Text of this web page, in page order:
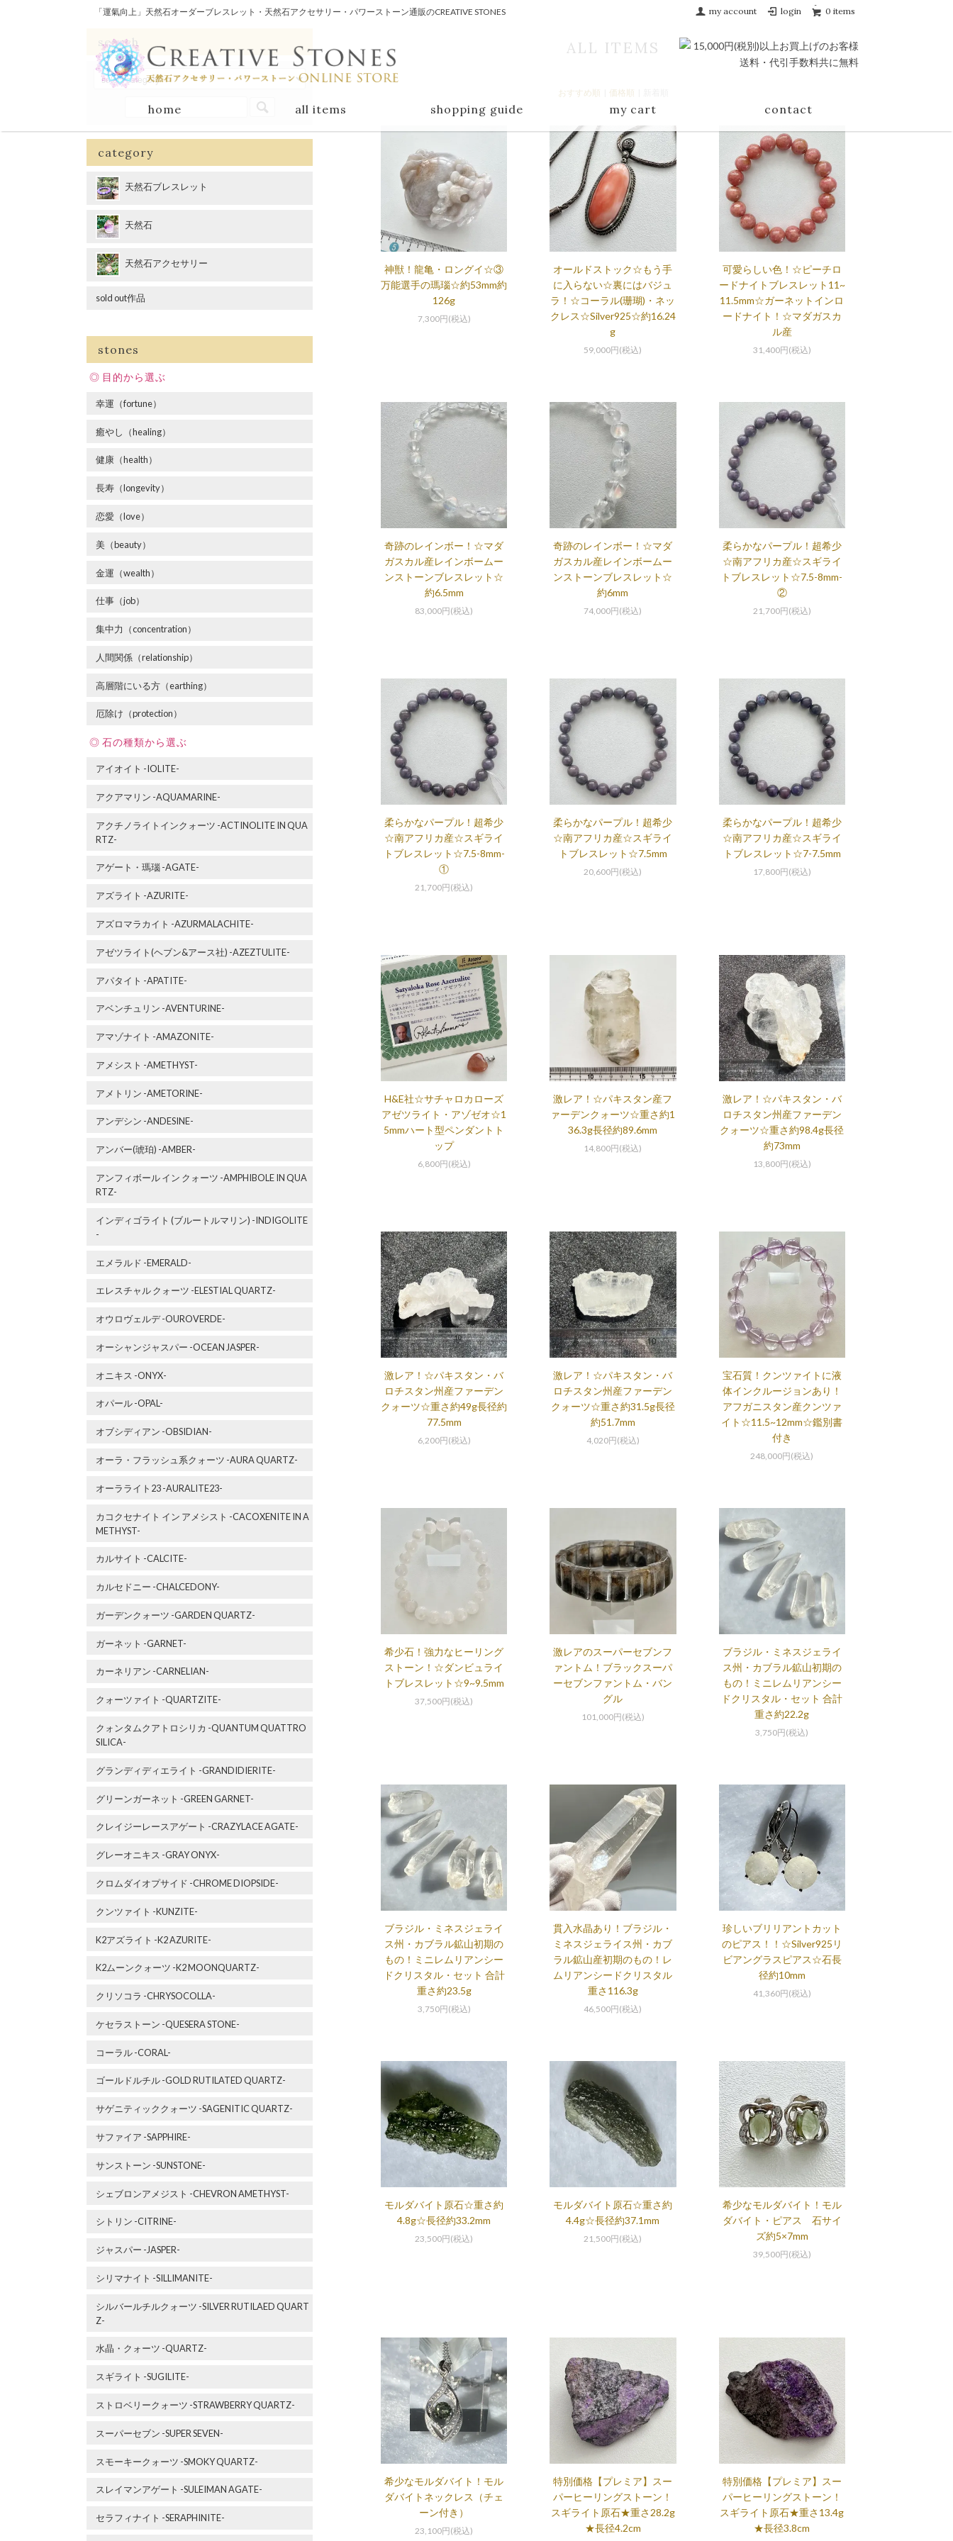
「運氣向上」天然石オーダーブレスレット・天然石アクセサリー・パワーストーン通販のCREATIVE STONES my account login 0 items
home all items shopping guide my cart contact
ALL ITEMS
おすすめ順 価格順
神獣！龍亀・ロングイ☆③
万能選手の瑪瑙☆約53mm約
126g
7,300円(税込)
オールドストック☆もう手
に入らない☆裏にはバジュ
ラ！☆コーラル(珊瑚)・ネッ
クレス☆Silver925☆約16.24
g
59,000円(税込)
可愛らしい色！☆ピーチロ
ードナイトブレスレット11~
11.5mm☆ガーネットインロ
ードナイト！☆マダガスカ
ル産
31,400円(税込)
奇跡のレインボー！☆マダ
ガスカル産レインボームー
ンストーンブレスレット☆
約6.5mm
83,000円(税込)
奇跡のレインボー！☆マダ
ガスカル産レインボームー
ンストーンブレスレット☆
約6mm
74,000円(税込)
柔らかなパープル！超希少
☆南アフリカ産☆スギライ
トブレスレット☆7.5-8mm-
②
21,700円(税込)
柔らかなパープル！超希少
☆南アフリカ産☆スギライ
トブレスレット☆7.5-8mm-
①
21,700円(税込)
柔らかなパープル！超希少
☆南アフリカ産☆スギライ
トブレスレット☆7.5mm
20,600円(税込)
柔らかなパープル！超希少
☆南アフリカ産☆スギライ
トブレスレット☆7-7.5mm
17,800円(税込)
H&E社☆サチャロカローズ
アゼツライト・アゾゼオ☆1
5mmハート型ペンダントト
ップ
6,800円(税込)
激レア！☆パキスタン産フ
ァーデンクォーツ☆重さ約1
36.3g長径約89.6mm
14,800円(税込)
激レア！☆パキスタン・バ
ロチスタン州産ファーデン
クォーツ☆重さ約98.4g長径
約73mm
13,800円(税込)
激レア！☆パキスタン・バ
ロチスタン州産ファーデン
クォーツ☆重さ約49g長径約
77.5mm
6,200円(税込)
激レア！☆パキスタン・バ
ロチスタン州産ファーデン
クォーツ☆重さ約31.5g長径
約51.7mm
4,020円(税込)
宝石質！クンツァイトに液
体インクルージョンあり！
アフガニスタン産クンツァ
イト☆11.5~12mm☆鑑別書
付き
248,000円(税込)
希少石！強力なヒーリング
ストーン！☆ダンビュライ
トブレスレット☆9~9.5mm
37,500円(税込)
激レアのスーパーセブンフ
ァントム！ブラックスーパ
ーセブンファントム・バン
グル
101,000円(税込)
ブラジル・ミネスジェライ
ス州・カブラル鉱山初期の
もの！ミニレムリアンシー
ドクリスタル・セット 合計
重さ約22.2g
3,750円(税込)
ブラジル・ミネスジェライ
ス州・カブラル鉱山初期の
もの！ミニレムリアンシー
ドクリスタル・セット 合計
重さ約23.5g
3,750円(税込)
貫入水晶あり！ブラジル・
ミネスジェライス州・カブ
ラル鉱山産初期のもの！レ
ムリアンシードクリスタル
重さ116.3g
46,500円(税込)
珍しいブリリアントカット
のピアス！！☆Silver925リ
ビアングラスピアス☆石長
径約10mm
41,360円(税込)
モルダバイト原石☆重さ約
4.8g☆長径約33.2mm
23,500円(税込)
モルダバイト原石☆重さ約
4.4g☆長径約37.1mm
21,500円(税込)
希少なモルダバイト！モル
ダバイト・ピアス 石サイ
ズ約5×7mm
39,500円(税込)
希少なモルダバイト！モル
ダバイトネックレス（チェ
ーン付き）
23,100円(税込)
特別価格【プレミア】スー
パーヒーリングストーン！
スギライト原石★重さ28.2g
★長径4.2cm
特別価格【プレミア】スー
パーヒーリングストーン！
スギライト原石★重さ13.4g
★長径3.8cm
search
category
天然石ブレスレット
天然石
天然石アクセサリー
sold out作品
stones
目的から選ぶ
幸運（fortune）
癒やし（healing）
健康（health）
長寿（longevity）
恋愛（love）
美（beauty）
金運（wealth）
仕事（job）
集中力（concentration）
人間関係（relationship）
高層階にいる方（earthing）
厄除け（protection）
石の種類から選ぶ
アイオイト -IOLITE-
アクアマリン -AQUAMARINE-
アクチノライトインクォーツ -ACTINOLITE IN QUA
RTZ-
アゲート・瑪瑙 -AGATE-
アズライト -AZURITE-
アズロマラカイト -AZURMALACHITE-
アゼツライト(ヘブン&アース社) -AZEZTULITE-
アパタイト -APATITE-
アベンチュリン -AVENTURINE-
アマゾナイト -AMAZONITE-
アメシスト -AMETHYST-
アメトリン -AMETORINE-
アンデシン -ANDESINE-
アンバー(琥珀) -AMBER-
アンフィボール イン クォーツ -AMPHIBOLE IN QUA
RTZ-
インディゴライト (ブルートルマリン) -INDIGOLITE
-
エメラルド -EMERALD-
エレスチャル クォーツ -ELESTIAL QUARTZ-
オウロヴェルデ -OUROVERDE-
オーシャンジャスパー -OCEAN JASPER-
オニキス -ONYX-
オパール -OPAL-
オブシディアン -OBSIDIAN-
オーラ・フラッシュ系クォーツ -AURA QUARTZ-
オーラライト23 -AURALITE23-
カコクセナイト イン アメシスト -CACOXENITE IN A
METHYST-
カルサイト -CALCITE-
カルセドニー -CHALCEDONY-
ガーデンクォーツ -GARDEN QUARTZ-
ガーネット -GARNET-
カーネリアン -CARNELIAN-
クォーツァイト -QUARTZITE-
クォンタムクアトロシリカ -QUANTUM QUATTRO
SILICA-
グランディディエライト -GRANDIDIERITE-
グリーンガーネット -GREEN GARNET-
クレイジーレースアゲート -CRAZYLACE AGATE-
グレーオニキス -GRAY ONYX-
クロムダイオプサイド -CHROME DIOPSIDE-
クンツァイト -KUNZITE-
K2アズライト -K2 AZURITE-
K2ムーンクォーツ -K2 MOONQUARTZ-
クリソコラ -CHRYSOCOLLA-
ケセラストーン -QUESERA STONE-
コーラル -CORAL-
ゴールドルチル -GOLD RUTILATED QUARTZ-
サゲニティッククォーツ -SAGENITIC QUARTZ-
サファイア -SAPPHIRE-
サンストーン -SUNSTONE-
シェブロンアメジスト -CHEVRON AMETHYST-
シトリン -CITRINE-
ジャスパー -JASPER-
シリマナイト -SILLIMANITE-
シルバールチルクォーツ -SILVER RUTILAED QUART
Z-
水晶・クォーツ -QUARTZ-
スギライト -SUGILITE-
ストロベリークォーツ -STRAWBERRY QUARTZ-
スーパーセブン -SUPER SEVEN-
スモーキークォーツ -SMOKY QUARTZ-
スレイマンアゲート -SULEIMAN AGATE-
セラフィナイト -SERAPHINITE-